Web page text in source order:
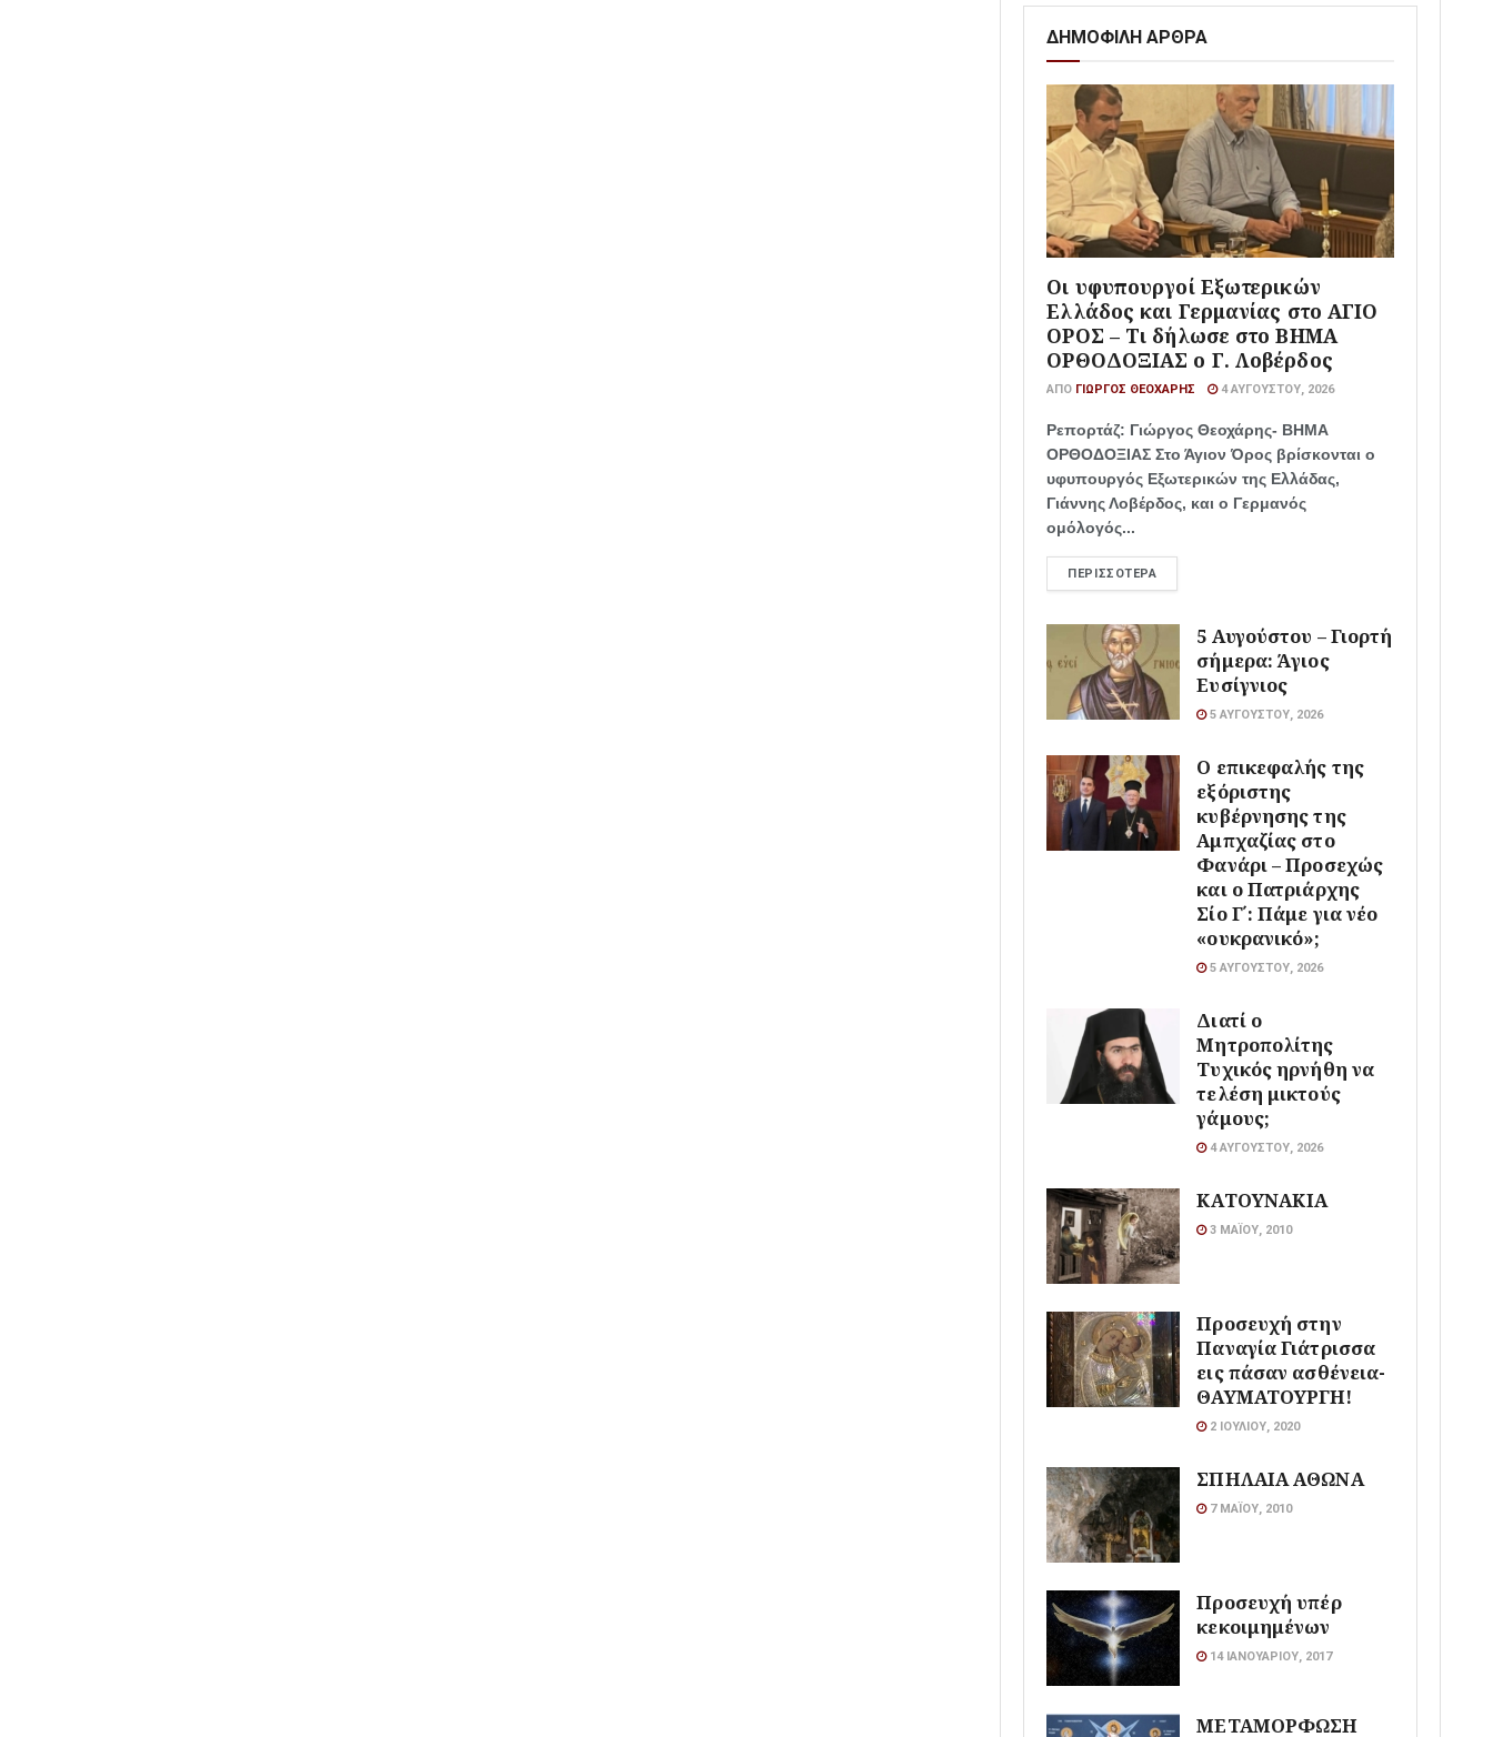
ΔΗΜΟΦΙΛΗ ΑΡΘΡΑ
Οι υφυπουργοί Εξωτερικών
Ελλάδος και Γερμανίας στο ΑΓΙΟ
ΟΡΟΣ – Τι δήλωσε στο ΒΗΜΑ
ΟΡΘΟΔΟΞΙΑΣ ο Γ. Λοβέρδος
ΑΠΌ ΓΙΏΡΓΟΣ ΘΕΟΧΆΡΗΣ 4 ΑΥΓΟΎΣΤΟΥ, 2026
Ρεπορτάζ: Γιώργος Θεοχάρης- ΒΗΜΑ
ΟΡΘΟΔΟΞΙΑΣ Στο Άγιον Όρος βρίσκονται ο
υφυπουργός Εξωτερικών της Ελλάδας,
Γιάννης Λοβέρδος, και ο Γερμανός
ομόλογός...
ΠΕΡΙΣΣΌΤΕΡΑ
5 Αυγούστου – Γιορτή
σήμερα: Άγιος
Ευσίγνιος
5 ΑΥΓΟΎΣΤΟΥ, 2026
Ο επικεφαλής της
εξόριστης
κυβέρνησης της
Αμπχαζίας στο
Φανάρι – Προσεχώς
και ο Πατριάρχης
Σίο Γ΄: Πάμε για νέο
«ουκρανικό»;
5 ΑΥΓΟΎΣΤΟΥ, 2026
Διατί ο
Μητροπολίτης
Τυχικός ηρνήθη να
τελέση μικτούς
γάμους;
4 ΑΥΓΟΎΣΤΟΥ, 2026
ΚΑΤΟΥΝΑΚΙΑ
3 ΜΑΪ́ΟΥ, 2010
Προσευχή στην
Παναγία Γιάτρισσα
εις πάσαν ασθένεια-
ΘΑΥΜΑΤΟΥΡΓΗ!
2 ΙΟΥΛΊΟΥ, 2020
ΣΠΗΛΑΙΑ ΑΘΩΝΑ
7 ΜΑΪ́ΟΥ, 2010
Προσευχή υπέρ
κεκοιμημένων
14 ΙΑΝΟΥΑΡΊΟΥ, 2017
ΜΕΤΑΜΟΡΦΩΣΗ